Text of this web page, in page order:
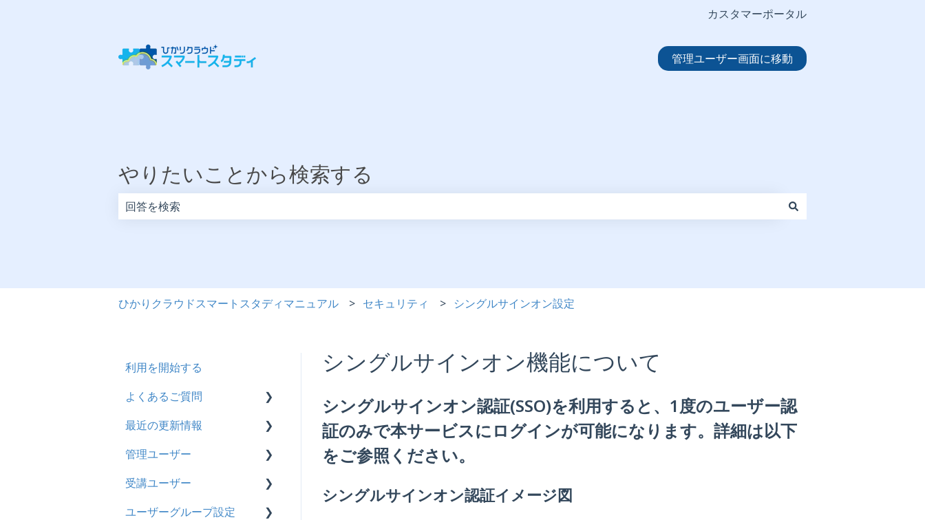
カスタマーポータル
管理ユーザー画面に移動
やりたいことから検索する
ひかりクラウドスマートスタディマニュアル セキュリティ シングルサインオン設定
シングルサインオン機能について
シングルサインオン認証(SSO)を利用すると、1度のユーザー認
証のみで本サービスにログインが可能になります。詳細は以下
をご参照ください。
シングルサインオン認証イメージ図
利用を開始する
よくあるご質問
契約
トライアル
カスタマイズ
インターネット・セキュリ
最近の更新情報
2026年8月アップデート
2026年2月アップデート
2025年10月アップデート
管理ユーザー
管理ユーザーの統合につい
受講ユーザー
基本操作
ユーザーグループ設定